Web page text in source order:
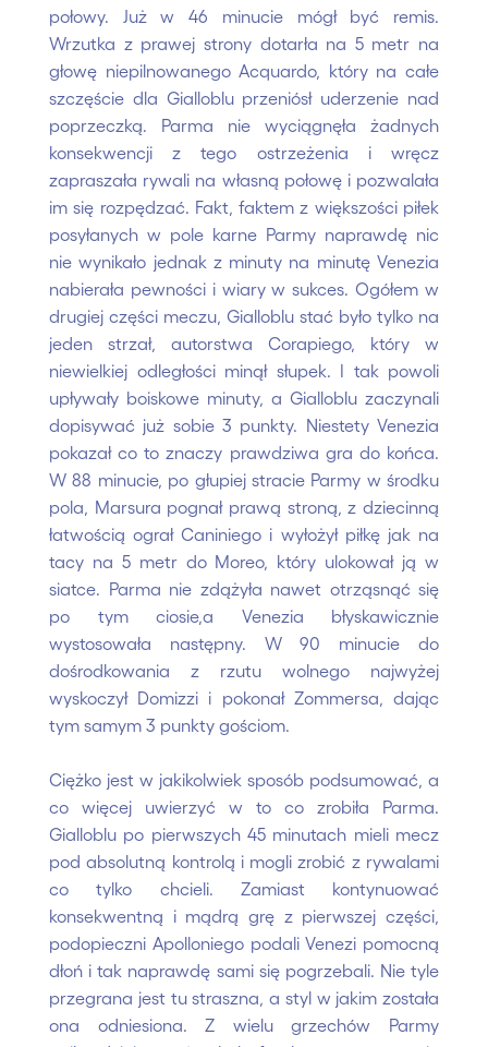
połowy. Już w 46 minucie mógł być remis.
Wrzutka z prawej strony dotarła na 5 metr na
głowę niepilnowanego Acquardo, który na całe
szczęście dla Gialloblu przeniósł uderzenie nad
poprzeczką. Parma nie wyciągnęła żadnych
konsekwencji z tego ostrzeżenia i wręcz
zapraszała rywali na własną połowę i pozwalała
im się rozpędzać. Fakt, faktem z większości piłek
posyłanych w pole karne Parmy naprawdę nic
nie wynikało jednak z minuty na minutę Venezia
nabierała pewności i wiary w sukces. Ogółem w
drugiej części meczu, Gialloblu stać było tylko na
jeden strzał, autorstwa Corapiego, który w
niewielkiej odległości minął słupek. I tak powoli
upływały boiskowe minuty, a Gialloblu zaczynali
dopisywać już sobie 3 punkty. Niestety Venezia
pokazał co to znaczy prawdziwa gra do końca.
W 88 minucie, po głupiej stracie Parmy w środku
pola, Marsura pognał prawą stroną, z dziecinną
łatwością ograł Caniniego i wyłożył piłkę jak na
tacy na 5 metr do Moreo, który ulokował ją w
siatce. Parma nie zdążyła nawet otrząsnąć się
po tym ciosie,a Venezia błyskawicznie
wystosowała następny. W 90 minucie do
dośrodkowania z rzutu wolnego najwyżej
wyskoczył Domizzi i pokonał Zommersa, dając
tym samym 3 punkty gościom.
Ciężko jest w jakikolwiek sposób podsumować, a
co więcej uwierzyć w to co zrobiła Parma.
Gialloblu po pierwszych 45 minutach mieli mecz
pod absolutną kontrolą i mogli zrobić z rywalami
co tylko chcieli. Zamiast kontynuować
konsekwentną i mądrą grę z pierwszej części,
podopieczni Apolloniego podali Venezi pomocną
dłoń i tak naprawdę sami się pogrzebali. Nie tyle
przegrana jest tu straszna, a styl w jakim została
ona odniesiona. Z wielu grzechów Parmy